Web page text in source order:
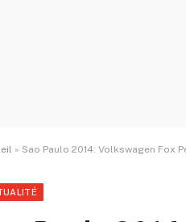
» Sao Paulo 2014: Volkswagen Fox